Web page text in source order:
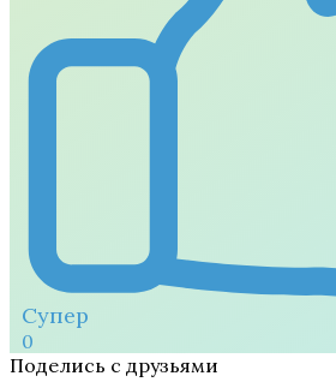
Супер
0
Поделись с друзьями